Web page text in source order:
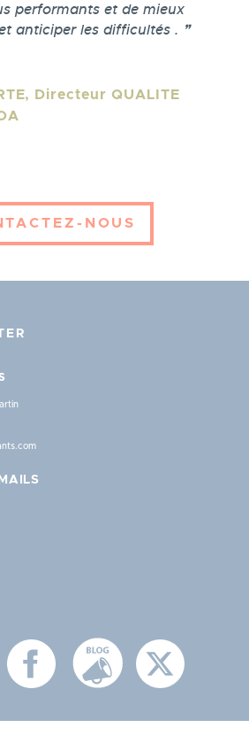
performants et de mieux
anticiper les difficultés .
Directeur QUALITE
NOUS